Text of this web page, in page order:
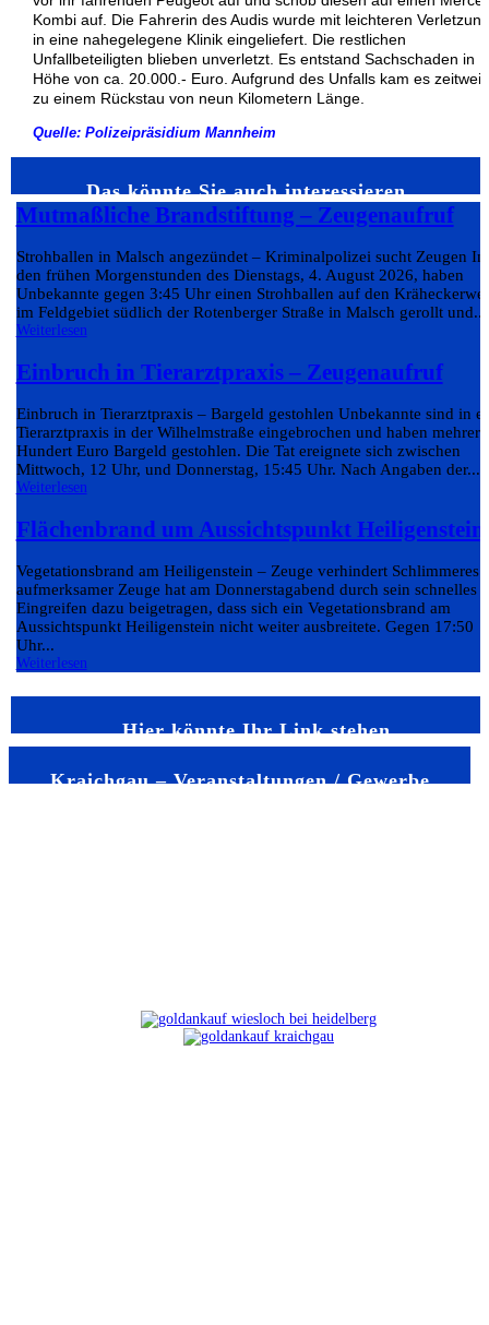
Kombi auf. Die Fahrerin des Audis wurde mit leichteren
in eine nahegelegene Klinik eingeliefert. Die restlichen
Unfallbeteiligten blieben unverletzt. Es entstand Sachschaden in
Höhe von ca. 20.000.- Euro. Aufgrund des Unfalls kam es
zu einem Rückstau von neun Kilometern Länge.
Quelle: Polizeipräsidium Mannheim
Das könnte Sie auch interessieren…
Mutmaßliche Brandstiftung – Zeugenaufruf
Strohballen in Malsch angezündet – Kriminalpolizei sucht Zeugen In
den frühen Morgenstunden des Dienstags, 4. August 2026, haben
Unbekannte gegen 3:45 Uhr einen Strohballen auf den
im Feldgebiet südlich der Rotenberger Straße in Malsch gerollt und...
Weiterlesen
Einbruch in Tierarztpraxis – Zeugenaufruf
Einbruch in Tierarztpraxis – Bargeld gestohlen Unbekannte sind in
Tierarztpraxis in der Wilhelmstraße eingebrochen und haben mehrere
Hundert Euro Bargeld gestohlen. Die Tat ereignete sich zwischen
Mittwoch, 12 Uhr, und Donnerstag, 15:45 Uhr. Nach Angaben der...
Weiterlesen
Flächenbrand um Aussichtspunkt Heiligenstein
Vegetationsbrand am Heiligenstein – Zeuge verhindert Schlimmeres
aufmerksamer Zeuge hat am Donnerstagabend durch sein schnelles
Eingreifen dazu beigetragen, dass sich ein Vegetationsbrand am
Aussichtspunkt Heiligenstein nicht weiter ausbreitete. Gegen 17:50
Uhr...
Weiterlesen
Hier könnte Ihr Link stehen
Kraichgau – Veranstaltungen / Gewerbe